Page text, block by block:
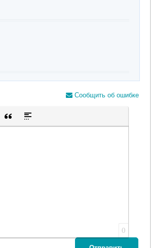
Сообщить об ошибке
ссылку
скрытого текста
цитаты
Вставка спойлера
0